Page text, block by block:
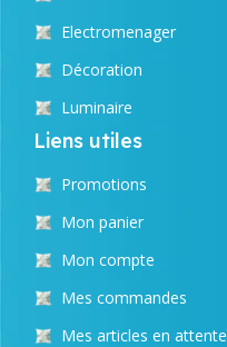
Electromenager
Décoration
Luminaire
Liens utiles
Promotions
Mon panier
Mon compte
Mes commandes
Mes articles en attente